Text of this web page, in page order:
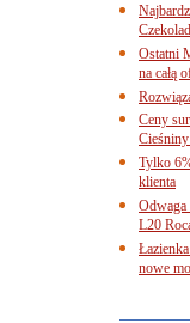
Ostatni
na całą
Ceny
Tylko
klienta
L20
nowe